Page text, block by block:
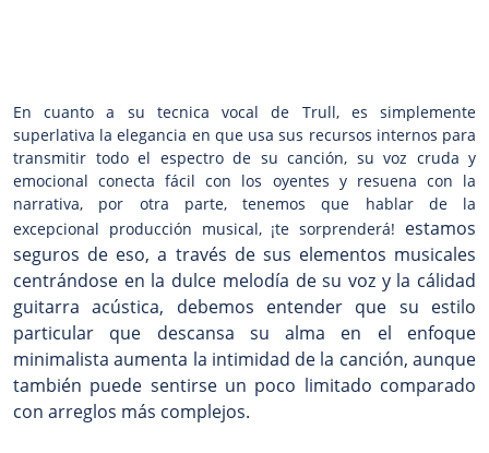
En cuanto a su tecnica vocal de Trull, es simplemente
superlativa la elegancia en que usa sus recursos internos para
transmitir todo el espectro de su canción, su voz cruda y
emocional conecta fácil con los oyentes y resuena con la
narrativa, por otra parte, tenemos que hablar de la
excepcional producción musical, ¡te sorprenderá! estamos
seguros de eso, a través de sus elementos musicales
centrándose en la dulce melodía de su voz y la cálidad
guitarra acústica, debemos entender que su estilo
particular que descansa su alma en el enfoque
minimalista aumenta la intimidad de la canción, aunque
también puede sentirse un poco limitado comparado
con arreglos más complejos.